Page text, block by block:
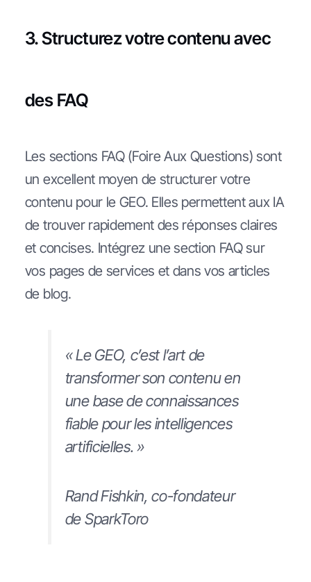
3. Structurez votre contenu avec
des FAQ
Les sections FAQ (Foire Aux Questions) sont
un excellent moyen de structurer votre
contenu pour le GEO. Elles permettent aux IA
de trouver rapidement des réponses claires
et concises. Intégrez une section FAQ sur
vos pages de services et dans vos articles
de blog.
« Le GEO, c’est l’art de
transformer son contenu en
une base de connaissances
fiable pour les intelligences
artificielles. »
Rand Fishkin, co-fondateur
de SparkToro